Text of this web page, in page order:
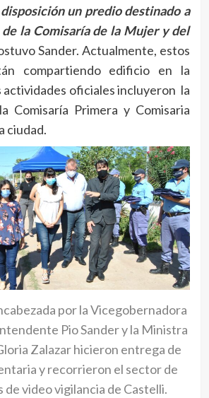
un predio destinado a
la Comisaría de la Mujer y del
Sander. Actualmente, estos
compartiendo edificio en la
actividades oficiales incluyeron la
Comisaría Primera y Comisaria
ciudad.
por la Vicegobernadora
Pio Sander y la Ministra
Zalazar hicieron entrega de
y recorrieron el sector de
de video vigilancia de Castelli.